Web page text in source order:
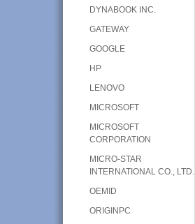
DYNABOOK INC.
GATEWAY
GOOGLE
HP
LENOVO
MICROSOFT
MICROSOFT
CORPORATION
MICRO-STAR
INTERNATIONAL CO., LTD.
OEMID
ORIGINPC